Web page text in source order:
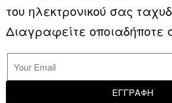
του ηλεκτρονικού σας
Διαγραφείτε οποιαδήποτε
ΕΓΓΡΑΦΗ